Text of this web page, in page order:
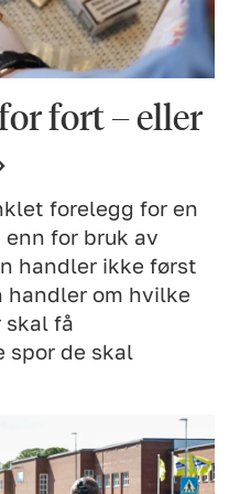
fort – eller
forelegg for en
for bruk av
handler ikke først
handler om hvilke
skal få
spor de skal